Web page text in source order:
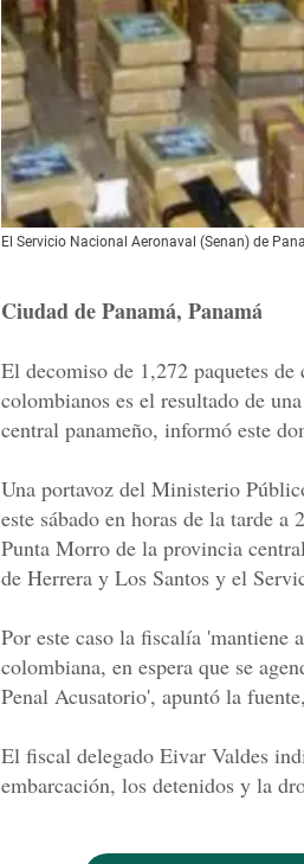
El Servicio Nacional Aeronaval (Senan) de
Ciudad de Panamá, Panamá
El decomiso de 1,272 paquetes
colombianos es el resultado de
central panameño, informó este
Una portavoz del Ministerio
este sábado en horas de la tarde
Punta Morro de la provincia
de Herrera y Los Santos y el
Por este caso la fiscalía 'mantiene
colombiana, en espera que se
Penal Acusatorio', apuntó la
El fiscal delegado Eivar Valdes
embarcación, los detenidos y la